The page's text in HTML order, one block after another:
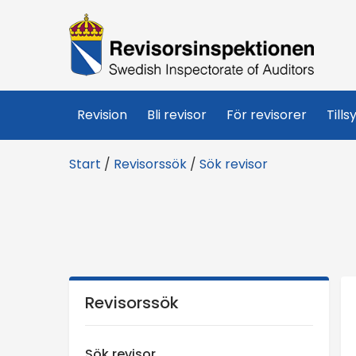
R
e
v
i
r
Revision Bli revisor För revisorer
Start / Revisorssök / Sök revisor
Revisorssök